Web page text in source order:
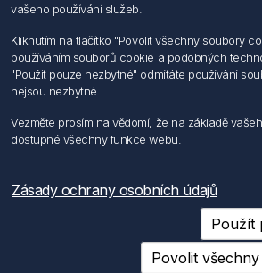
Můj účet
Můj účet
Objednávky
Adresy
Copyright © 2026 Förch s.r.o.. Všechna práva
vašeho používání služeb.
Kliknutím na tlačítko "Povolit všechny soubory
používáním souborů cookie a podobných
"Použit pouze nezbytné" odmítáte používání
nejsou nezbytné.
Vezměte prosím na vědomí, že na základě
dostupné všechny funkce webu.
Zásady ochrany osobních údajů
Použít
Povolit